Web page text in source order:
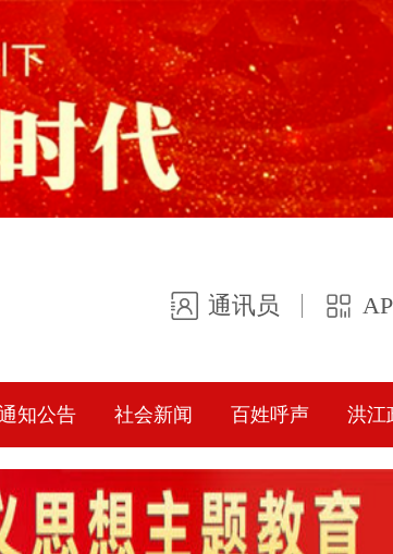
通讯员
知公告 社会新闻 百姓呼声 洪江